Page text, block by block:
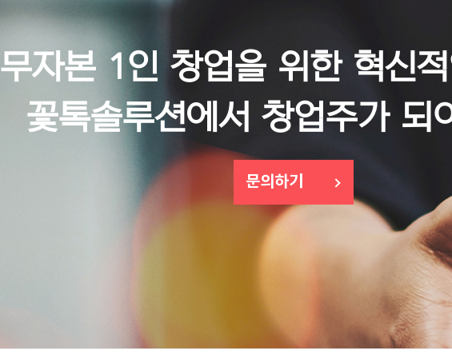
무자본 1인 창업을 위한 혁신
꽃톡솔루션에서 창업주가 되
문의하기